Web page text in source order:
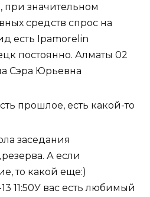
при значительном
средств спрос на
есть Ipamorelin
постоянно. Алматы 02
Сэра Юрьевна
прошлое, есть какой-то
заседания
А если
то какой еще:)
11:50У вас есть любимый